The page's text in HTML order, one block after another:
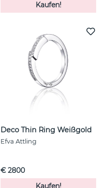
Kaufen!
Deco Thin Ring Weißgold
Efva Attling
€ 2800